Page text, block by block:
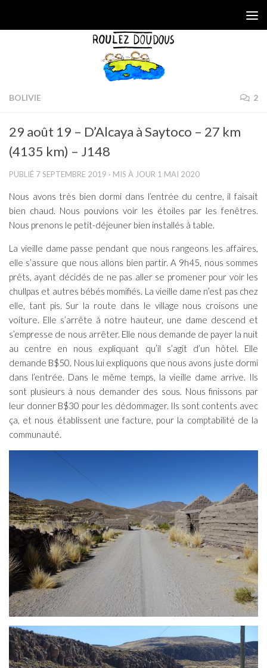
BOLIVIE 2
29 août 19 – D’Alcaya à Saytoco – 27 km
(4135 km) – J148
PUBLIÉ 7 SEPTEMBRE 2019 · MIS À JOUR 1 MAI 2020
Nous avons très bien dormi dans l’entrée du centre, il faisait
bien chaud. Nous pouvions voir les étoiles par les fenêtres.
Nous prenons le petit-déjeuner bien installés à table.
La vieille dame passe pendant que nous rangeons les affaires,
elle s’assure que nous allons bien partir. A 9h45, nous sommes
prêts, ayant décidés de ne pas aller se promener pour voir les
chullpas et autres bébés momifiés. La vieille dame n’est pas chez
elle, tant pis. Sur la route dans le village nous croisons une
voiture. Elle s’arrête à notre hauteur, une dame descend et
s’empresse de nous arrêter. Elle nous demande de payer la nuit
au centre en nous expliquant qu’il s’agit d’un hôtel. Elle
demande B$50. Nous lui expliquons que nous avons juste dormi
dans l’entrée. Dans le même temps, la vieille dame arrive. Ils
sont plusieurs à nous demander des sous. Nous finissons par
leur donner B$30 pour les dédommager. Ils sont contents avec
ça, et nous établissent une facture, pour la comptabilité de la
communauté.